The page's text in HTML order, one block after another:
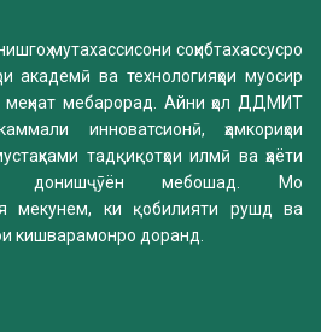
мутахассисони соҳибтахассусро
академӣ ва технологияҳои муосир
мебарорад. Айни ҳол ДДМИТ
инноватсионӣ, ҳамкориҳои
тадқиқотҳои илмӣ ва ҳаёти
донишҷӯён мебошад. Мо
мекунем, ки қобилияти рушд ва
кишварамонро доранд.